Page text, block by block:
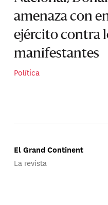
amenaza con
ejército contra
manifestantes
Política
El Grand Continent
La revista